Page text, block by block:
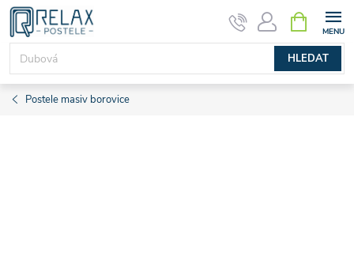
Přejít
obsah
HLEDAT
NÁKUPNÍ
KOŠÍK
Postele masiv borovice